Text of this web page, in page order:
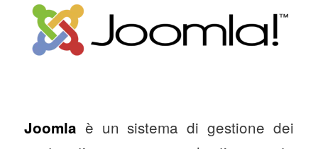
Joomla è un sistema di gestione dei